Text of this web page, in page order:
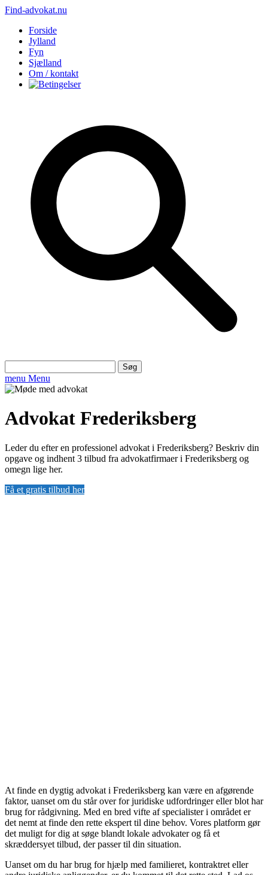
Find-advokat.nu
Forside
Jylland
Fyn
Sjælland
Om / kontakt
efter:
menu Menu
Advokat Frederiksberg
Leder du efter en professionel advokat i Frederiksberg? Beskriv din
opgave og indhent 3 tilbud fra advokatfirmaer i Frederiksberg og
omegn lige her.
Få et gratis tilbud her
At finde en dygtig advokat i Frederiksberg kan være en afgørende
faktor, uanset om du står over for juridiske udfordringer eller blot har
brug for rådgivning. Med en bred vifte af specialister i området er
det nemt at finde den rette ekspert til dine behov. Vores platform gør
det muligt for dig at søge blandt lokale advokater og få et
skræddersyet tilbud, der passer til din situation.
Uanset om du har brug for hjælp med familieret, kontraktret eller